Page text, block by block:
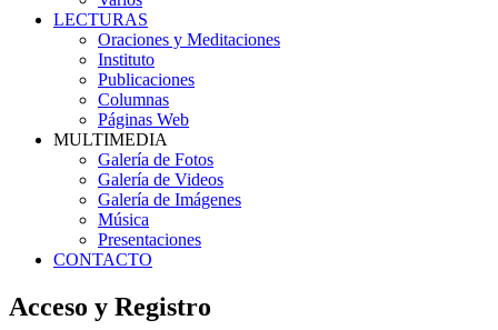
LECTURAS
Oraciones y Meditaciones
Instituto
Publicaciones
Columnas
Páginas Web
MULTIMEDIA
Galería de Fotos
Galería de Videos
Galería de Imágenes
Música
Presentaciones
CONTACTO
Acceso y Registro